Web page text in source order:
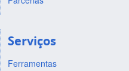
Serviços
Ferramentas